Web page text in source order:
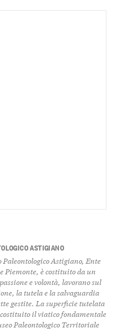
ASTIGIANO
Paleontologico Astigiano, Ente
Piemonte, ècostituito da un
e volontà, lavorano sul
la tutela e la salvaguardia
gestite. La superficie tutelata
il viatico fondamentale
Paleontologico Territoriale